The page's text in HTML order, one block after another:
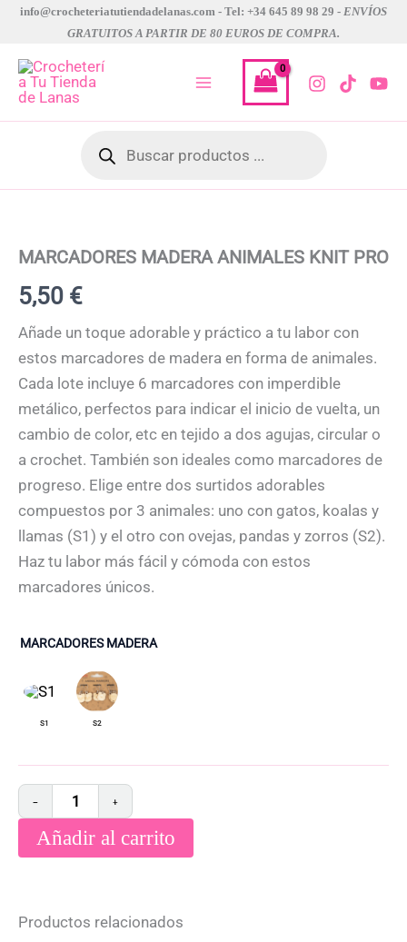
contenido
info@crocheteriatutiendadelanas.com - Tel: +34 645 89 98 29 - ENVÍOS
GRATUITOS A PARTIR DE 80 EUROS DE COMPRA.
productos
MARCADORES MADERA ANIMALES KNIT PRO
5,50 €
Añade un toque adorable y práctico a tu labor con
estos marcadores de madera en forma de animales.
Cada lote incluye 6 marcadores con imperdible
metálico, perfectos para indicar el inicio de vuelta, un
cambio de color, etc en tejido a dos agujas, circular o
a crochet. También son ideales como marcadores de
progreso. Elige entre dos surtidos adorables
compuestos por 3 animales: uno con gatos, koalas y
llamas (S1) y el otro con ovejas, pandas y zorros (S2).
Haz tu labor más fácil y cómoda con estos
marcadores únicos.
MARCADORES MADERA
KNIT
cantidad
− +
Añadir al carrito
Productos relacionados